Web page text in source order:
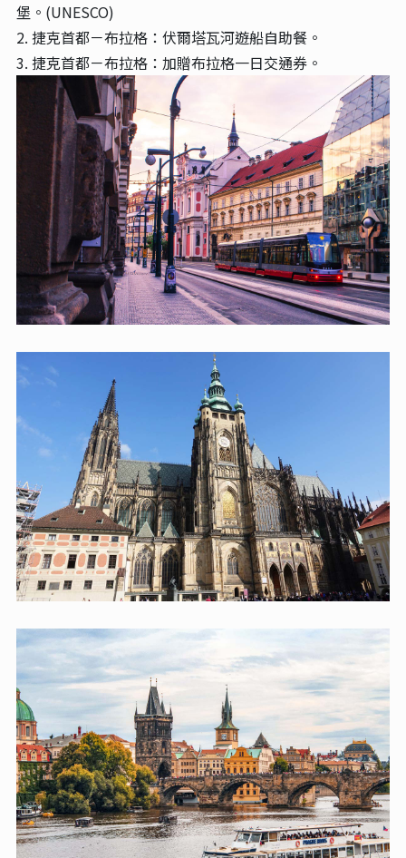
堡。(UNESCO)
2. 捷克首都－布拉格：伏爾塔瓦河遊船自助餐。
3. 捷克首都－布拉格：加贈布拉格一日交通券。